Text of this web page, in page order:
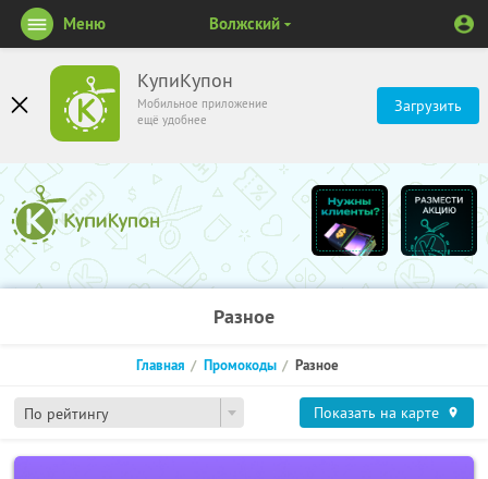
КупиКупон
Мобильное приложение
ещё удобнее
Загрузить
Меню Волжский
Разное
По рейтингу
Главная Промокоды Разное
Показать на карте